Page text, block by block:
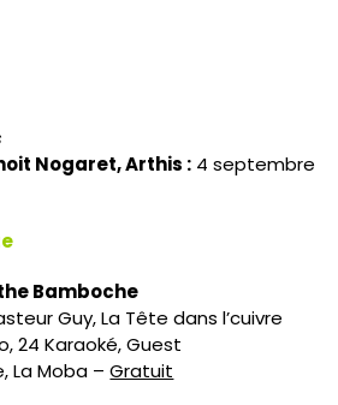
Nogaret, Arthis : 4 septembre
Bamboche
Guy, La Tête dans l’cuivre
24 Karaoké, Guest
La Moba –Gratuit